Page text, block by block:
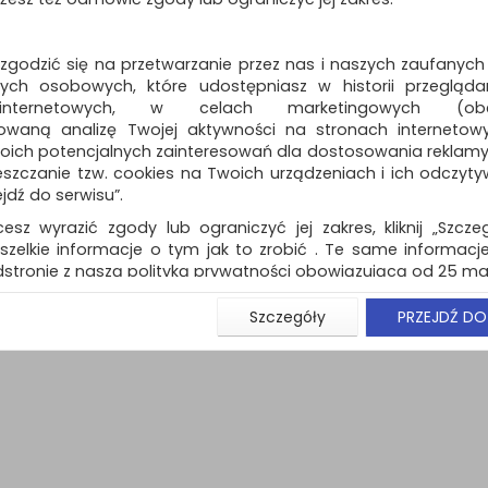
zapachowych w systemie 300
(0)
się na przetwarzanie przez nas i naszych
osobowych, które udostępniasz w historii
w celach marketingowych
analizę Twojej aktywności na stronach
potencjalnych zainteresowań dla dostosowania
tzw. cookies na Twoich urządzeniach i ich
do serwisu”.
wyrazić zgody lub ograniczyć jej zakres, kliknij
informacje o tym jak to zrobić . Te same
z naszą polityką prywatności obowiązującą od 25
użytkowników zalogowanych, aby umożliwić
i związane z tym prawidłowe działanie naszej
np. wysłanie potwierdzenia zamówienia na
Szczegóły PRZEJDŹ